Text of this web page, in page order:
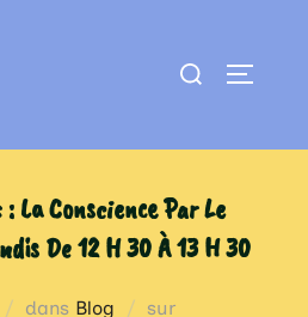
Rechercher :
La Conscience Par Le
De 12 H 30 À 13 H 30
dans Blog surPublié